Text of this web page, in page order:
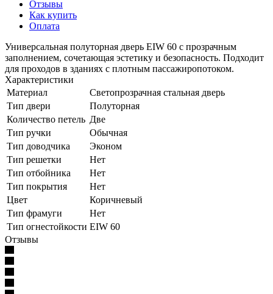
Отзывы
Как купить
Оплата
Универсальная полуторная дверь EIW 60 с прозрачным
заполнением, сочетающая эстетику и безопасность. Подходит
для проходов в зданиях с плотным пассажиропотоком.
Характеристики
Материал
Светопрозрачная стальная дверь
Тип двери
Полуторная
Количество петель Две
Тип ручки
Обычная
Тип доводчика
Эконом
Тип решетки
Нет
Тип отбойника
Нет
Тип покрытия
Нет
Цвет
Коричневый
Тип фрамуги
Нет
Тип огнестойкости EIW 60
Отзывы